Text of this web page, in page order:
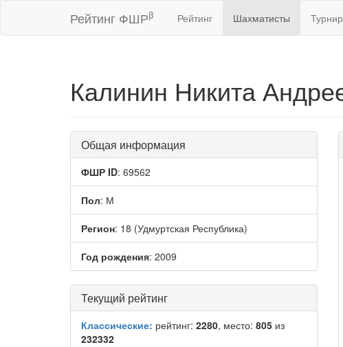
Рейтинг ФШРβ Рейтинг Шахматисты
Калинин Никита
Общая информация
ФШР ID: 69562
Пол: М
Регион: 18 (Удмуртская Республика)
Год рождения: 2009
Текущий рейтинг
Классические: рейтинг: 2280, место: 805 из
232332